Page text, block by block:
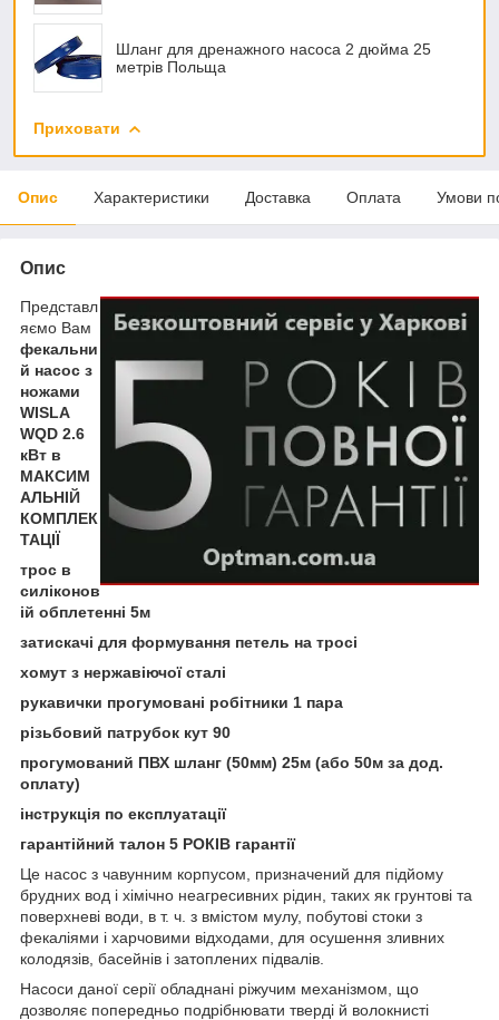
Шланг для дренажного насоса 2 дюйма 25
метрів Польща
Приховати
Опис Характеристики Доставка Оплата Умови
Опис
Представл
яємо Вам
фекальни
й насос з
ножами
WISLA
WQD 2.6
кВт в
МАКСИМ
АЛЬНІЙ
КОМПЛЕК
ТАЦІЇ
трос в
силіконов
ій обплетенні 5м
затискачі для формування петель на тросі
хомут з нержавіючої сталі
рукавички прогумовані робітники 1 пара
різьбовий патрубок кут 90
прогумований ПВХ шланг (50мм) 25м (або 50м за дод.
оплату)
інструкція по експлуатації
гарантійний талон 5 РОКІВ гарантії
Це насос з чавунним корпусом, призначений для підйому
брудних вод і хімічно неагресивних рідин, таких як грунтові та
поверхневі води, в т. ч. з вмістом мулу, побутові стоки з
фекаліями і харчовими відходами, для осушення зливних
колодязів, басейнів і затоплених підвалів.
Насоси даної серії обладнані ріжучим механізмом, що
дозволяє попередньо подрібнювати тверді й волокнисті